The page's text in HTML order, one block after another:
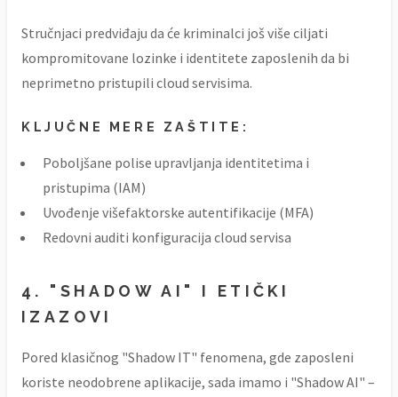
Stručnjaci predviđaju da će kriminalci još više ciljati
kompromitovane lozinke i identitete zaposlenih da bi
neprimetno pristupili cloud servisima.
KLJUČNE MERE ZAŠTITE:
Poboljšane polise upravljanja identitetima i
pristupima (IAM)
Uvođenje višefaktorske autentifikacije (MFA)
Redovni auditi konfiguracija cloud servisa
4. "SHADOW AI" I ETIČKI
IZAZOVI
Pored klasičnog "Shadow IT" fenomena, gde zaposleni
koriste neodobrene aplikacije, sada imamo i "Shadow AI" –